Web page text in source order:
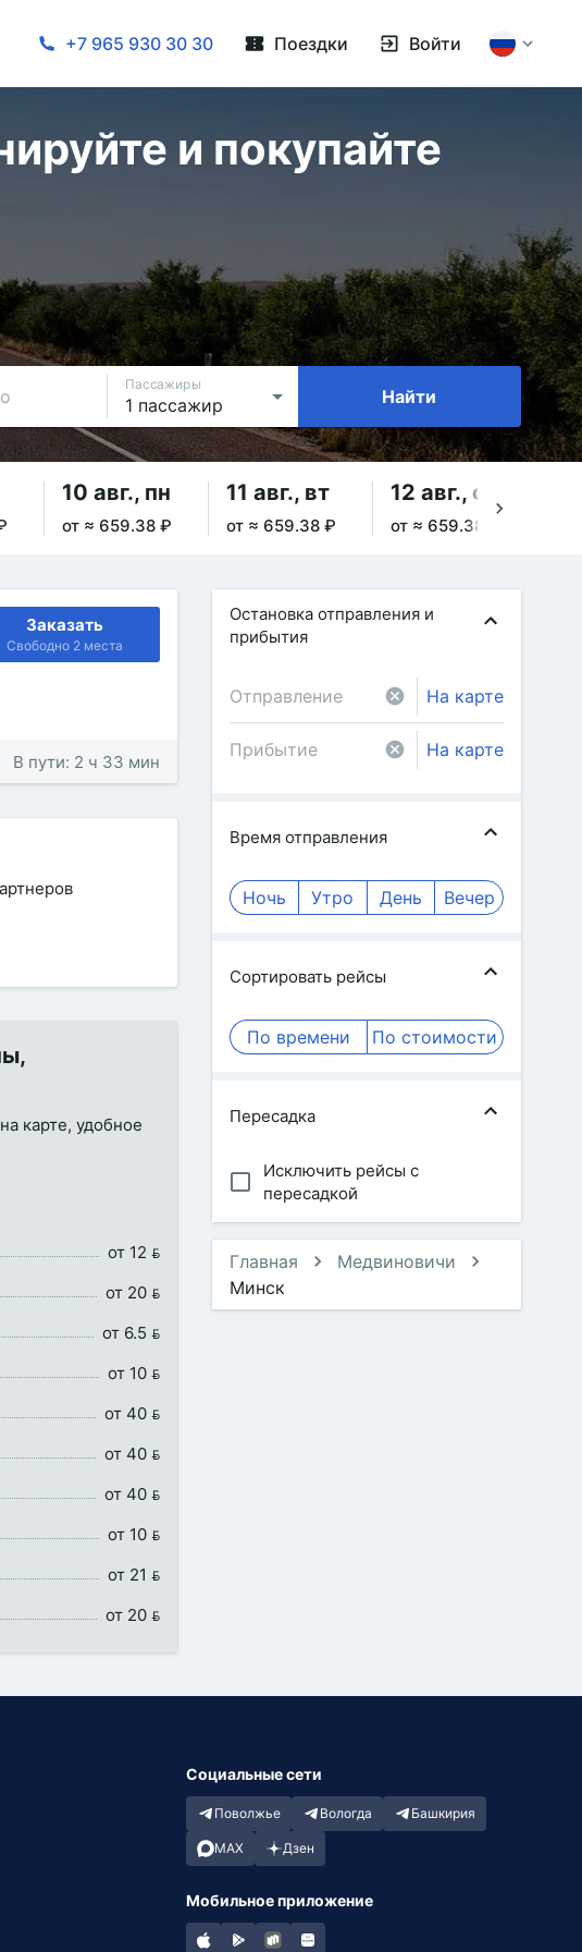
+7 965 930 30 30 Поездки Войти
и покупайте
Пассажиры
Найти
10 авг., пн
от ≈ 659.38 ₽
11 авг., вт
от ≈ 659.38 ₽
12 авг., ср
от ≈ 659.38 ₽
Заказать
Свободно 2 места
В пути: 2 ч 33 мин
карте, удобное
от 12 
от 20 
от 6.5 
от 10 
от 40 
от 40 
от 40 
от 10 
от 21 
от 20 
Остановка отправления и
прибытия
На карте
На карте
Время отправления
Ночь Утро День Вечер
Сортировать рейсы
По времени По стоимости
Пересадка
Исключить рейсы с
пересадкой
Главная
Медвиновичи
Минск
Социальные сети
Поволжье Вологда Башкирия
MAX Дзен
Мобильное приложение